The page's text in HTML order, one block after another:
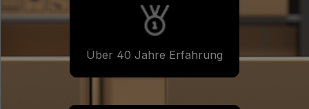
Über 40 Jahre Erfahrung